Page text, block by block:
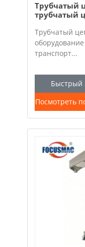
Трубчатый
трубчатый
Трубчатый
транспорт...
Быстрый
Посмотреть